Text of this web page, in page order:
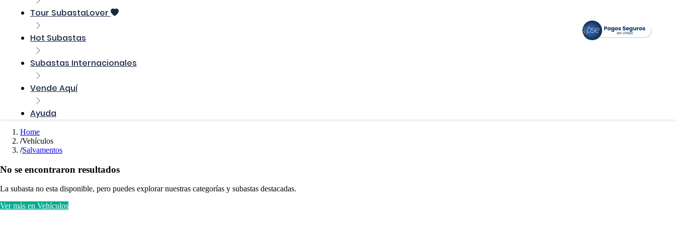
Tour SubastaLover
Hot Subastas
Subastas Internacionales
Vende Aquí
Ayuda
Home
Vehículos
Salvamentos
No se encontraron resultados
La subasta no esta disponible, pero puedes explorar nuestras categorías y subastas destacadas.
Ver más en Vehículos